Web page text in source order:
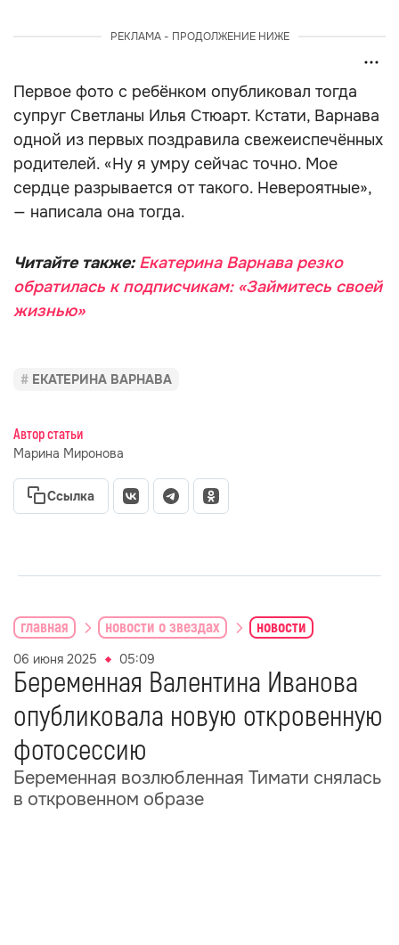
РЕКЛАМА - ПРОДОЛЖЕНИЕ НИЖЕ
Первое фото с ребёнком опубликовал тогда
супруг Светланы Илья Стюарт. Кстати, Варнава
одной из первых поздравила свежеиспечённых
родителей. «Ну я умру сейчас точно. Мое
сердце разрывается от такого. Невероятные»,
— написала она тогда.
Читайте также: Екатерина Варнава резко
обратилась к подписчикам: «Займитесь своей
жизнью»
ЕКАТЕРИНА ВАРНАВА
Автор статьи
Марина Миронова
Ссылка
главная новости о звездах новости
06 июня 2025 05:09
Беременная Валентина Иванова
опубликовала новую откровенную
фотосессию
Беременная возлюбленная Тимати снялась
в откровенном образе